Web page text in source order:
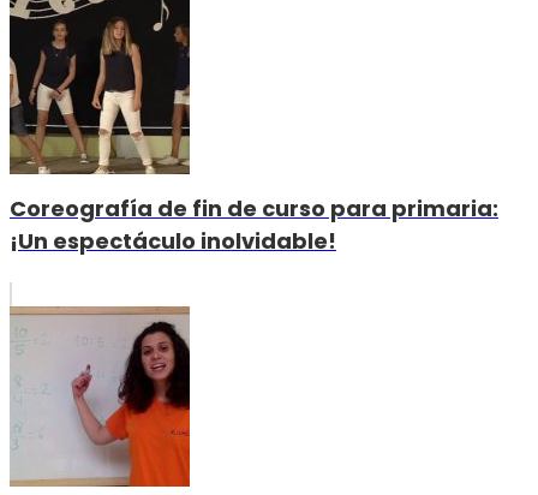
Coreografía de fin de curso para primaria:
¡Un espectáculo inolvidable!